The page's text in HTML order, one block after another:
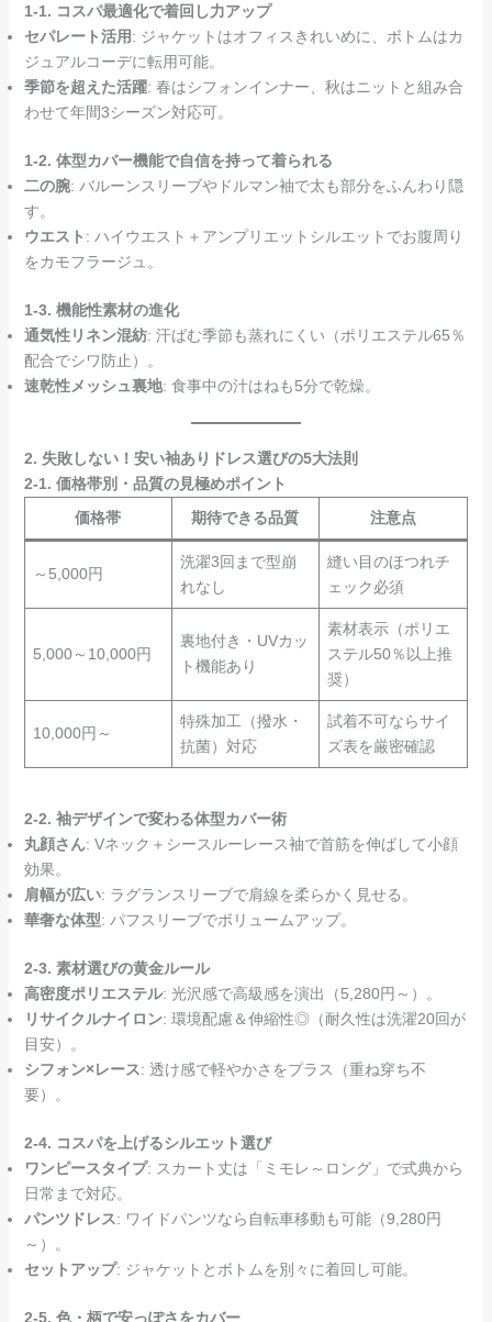
1-1. コスパ最適化で着回し力アップ
セパレート活用: ジャケットはオフィスきれいめに、ボトムはカ
ジュアルコーデに転用可能。
季節を超えた活躍: 春はシフォンインナー、秋はニットと組み合
わせて年間3シーズン対応可。
1-2. 体型カバー機能で自信を持って着られる
二の腕: バルーンスリーブやドルマン袖で太も部分をふんわり隠
す。
ウエスト : ハイウエスト＋アンプリエットシルエットでお腹周り
をカモフラージュ。
1-3. 機能性素材の進化
通気性リネン混紡: 汗ばむ季節も蒸れにくい（ポリエステル65％
配合でシワ防止）。
速乾性メッシュ裏地: 食事中の汁はねも5分で乾燥。
2. 失敗しない！安い袖ありドレス選びの5大法則
2-1. 価格帯別・品質の見極めポイント
価格帯
期待できる品質 注意点
～5,000円
洗濯3回まで型崩
れなし
縫い目のほつれチ
ェック必須
5,000～10,000円
裏地付き・UVカッ
ト機能あり
素材表示（ポリエ
ステル50％以上推
奨）
10,000円～
特殊加工（撥水・
抗菌）対応
試着不可ならサイ
ズ表を厳密確認
2-2. 袖デザインで変わる体型カバー術
丸顔さん: Vネック＋シースルーレース袖で首筋を伸ばして小顔
効果。
肩幅が広い: ラグランスリーブで肩線を柔らかく見せる。
華奢な体型: パフスリーブでボリュームアップ。
2-3. 素材選びの黄金ルール
高密度ポリエステル: 光沢感で高級感を演出（5,280円～）。
リサイクルナイロン: 環境配慮＆伸縮性◎（耐久性は洗濯20回が
目安）。
シフォン×レース: 透け感で軽やかさをプラス（重ね穿ち不
要）。
2-4. コスパを上げるシルエット選び
ワンピースタイプ: スカート丈は「ミモレ～ロング」で式典から
日常まで対応。
パンツドレス: ワイドパンツなら自転車移動も可能（9,280円
～）。
セットアップ: ジャケットとボトムを別々に着回し可能。
2-5. 色・柄で安っぽさをカバー